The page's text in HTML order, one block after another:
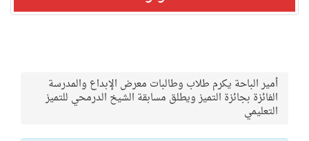
أمير الباحة يكرم طلاب وطالبات معرض الإبداع والمدرسة
الفائزة بجائزة التميز ويطلق مسابقة الشيخ الدرمحي للتميز
التعليمي